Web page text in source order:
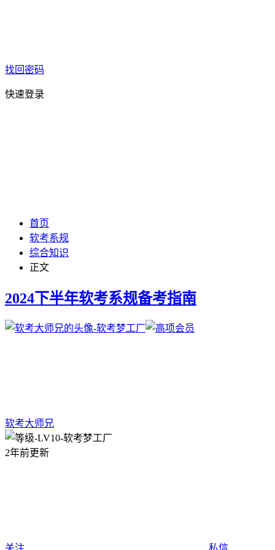
找回密码
快速登录
首页
软考系规
综合知识
正文
2024下半年软考系规备考指南
软考大师兄
2年前更新
关注 私信